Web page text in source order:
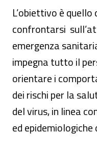
L’obiettivo è
confrontarsi
emergenza
impegna tutto il
orientare i
dei rischi per la
del virus, in linea
ed epidemiologiche